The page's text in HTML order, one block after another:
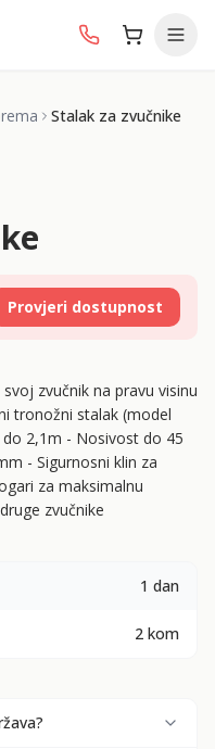
Stalak za zvučnike
Provjeri dostupnost
zvučnik na pravu visinu
tronožni stalak (model
2,1m - Nosivost do 45
- Sigurnosni klin za
za maksimalnu
zvučnike
1 dan
2 kom